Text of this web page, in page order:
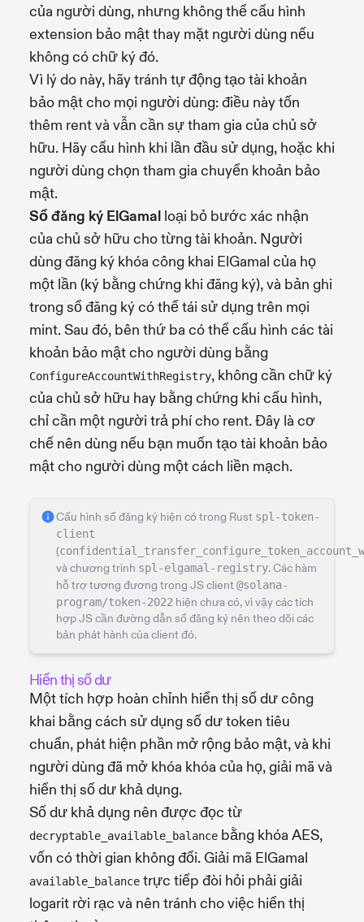
của người dùng, nhưng không thể cấu hình
extension bảo mật thay mặt người dùng nếu
không có chữ ký đó.
Vì lý do này, hãy tránh tự động tạo tài khoản
bảo mật cho mọi người dùng: điều này tốn
thêm rent và vẫn cần sự tham gia của chủ sở
hữu. Hãy cấu hình khi lần đầu sử dụng, hoặc khi
người dùng chọn tham gia chuyển khoản bảo
mật.
Sổ đăng ký ElGamal loại bỏ bước xác nhận
của chủ sở hữu cho từng tài khoản. Người
dùng đăng ký khóa công khai ElGamal của họ
một lần (ký bằng chứng khi đăng ký), và bản ghi
trong sổ đăng ký có thể tái sử dụng trên mọi
mint. Sau đó, bên thứ ba có thể cấu hình các tài
khoản bảo mật cho người dùng bằng
ConfigureAccountWithRegistry, không cần chữ ký
của chủ sở hữu hay bằng chứng khi cấu hình,
chỉ cần một người trả phí cho rent. Đây là cơ
chế nên dùng nếu bạn muốn tạo tài khoản bảo
mật cho người dùng một cách liền mạch.
Cấu hình sổ đăng ký hiện có trong Rust spl-token-
client
(
và chương trình spl-elgamal-registry. Các hàm
hỗ trợ tương đương trong JS client @solana-
program/token-2022 hiện chưa có, vì vậy các tích
hợp JS cần đường dẫn sổ đăng ký nên theo dõi các
bản phát hành của client đó.
Hiển thị số dư
Một tích hợp hoàn chỉnh hiển thị số dư công
khai bằng cách sử dụng số dư token tiêu
chuẩn, phát hiện phần mở rộng bảo mật, và khi
người dùng đã mở khóa khóa của họ, giải mã và
hiển thị số dư khả dụng.
Số dư khả dụng nên được đọc từ
decryptable_available_balance bằng khóa AES,
vốn có thời gian không đổi. Giải mã ElGamal
available_balance trực tiếp đòi hỏi phải giải
logarit rời rạc và nên tránh cho việc hiển thị